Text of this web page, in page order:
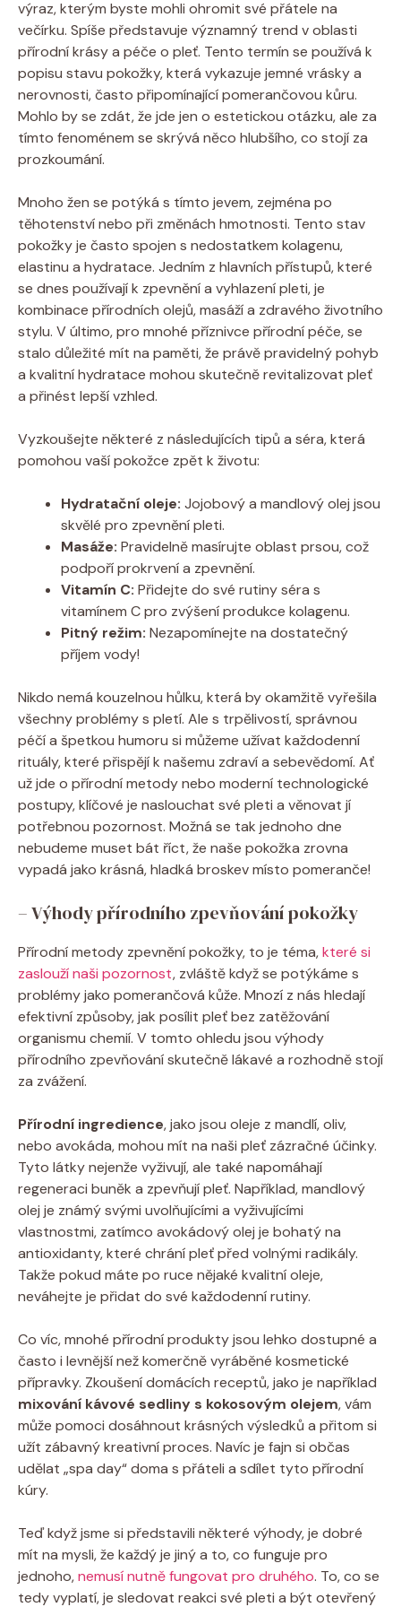
výraz, kterým byste mohli ohromit své přátele na
večírku. Spíše představuje významný trend v oblasti
přírodní krásy a péče o pleť. Tento termín se používá k
popisu stavu pokožky, která vykazuje jemné vrásky a
nerovnosti, často připomínající pomerančovou kůru.
Mohlo by se zdát, že jde jen o estetickou otázku, ale za
tímto fenoménem se skrývá něco hlubšího, co stojí za
prozkoumání.
Mnoho žen se potýká s tímto jevem, zejména po
těhotenství nebo při změnách hmotnosti. Tento stav
pokožky je často spojen s nedostatkem kolagenu,
elastinu a hydratace. Jedním z hlavních přístupů, které
se dnes používají k zpevnění a vyhlazení pleti, je
kombinace přírodních olejů, masáží a zdravého životního
stylu. V último, pro mnohé příznivce přírodní péče, se
stalo důležité mít na paměti, že právě pravidelný pohyb
a kvalitní hydratace mohou skutečně revitalizovat pleť
a přinést lepší vzhled.
Vyzkoušejte některé z následujících tipů a séra, která
pomohou vaší pokožce zpět k životu:
Hydratační oleje: Jojobový a mandlový olej jsou
skvělé pro zpevnění pleti.
Masáže: Pravidelně masírujte oblast prsou, což
podpoří prokrvení a zpevnění.
Vitamín C: Přidejte do své rutiny séra s
vitamínem C pro zvýšení produkce kolagenu.
Pitný režim: Nezapomínejte na dostatečný
příjem vody!
Nikdo nemá kouzelnou hůlku, která by okamžitě vyřešila
všechny problémy s pletí. Ale s trpělivostí, správnou
péčí a špetkou humoru si můžeme užívat každodenní
rituály, které přispějí k našemu zdraví a sebevědomí. Ať
už jde o přírodní metody nebo moderní technologické
postupy, klíčové je naslouchat své pleti a věnovat jí
potřebnou pozornost. Možná se tak jednoho dne
nebudeme muset bát říct, že naše pokožka zrovna
vypadá jako krásná, hladká broskev místo pomeranče!
– Výhody přírodního zpevňování pokožky
Přírodní metody zpevnění pokožky, to je téma,které si
zaslouží naši pozornost, zvláště když se potýkáme s
problémy jako pomerančová kůže. Mnozí z nás hledají
efektivní způsoby, jak posílit pleť bez zatěžování
organismu chemií. V tomto ohledu jsou výhody
přírodního zpevňování skutečně lákavé a rozhodně stojí
za zvážení.
Přírodní ingredience, jako jsou oleje z mandlí, oliv,
nebo avokáda, mohou mít na naši pleť zázračné účinky.
Tyto látky nejenže vyživují, ale také napomáhají
regeneraci buněk a zpevňují pleť. Například, mandlový
olej je známý svými uvolňujícími a vyživujícími
vlastnostmi, zatímco avokádový olej je bohatý na
antioxidanty, které chrání pleť před volnými radikály.
Takže pokud máte po ruce nějaké kvalitní oleje,
neváhejte je přidat do své každodenní rutiny.
Co víc, mnohé přírodní produkty jsou lehko dostupné a
často i levnější než komerčně vyráběné kosmetické
přípravky. Zkoušení domácích receptů, jako je například
mixování kávové sedliny s kokosovým olejem, vám
může pomoci dosáhnout krásných výsledků a přitom si
užít zábavný kreativní proces. Navíc je fajn si občas
udělat „spa day“ doma s přáteli a sdílet tyto přírodní
kúry.
Teď když jsme si představili některé výhody, je dobré
mít na mysli, že každý je jiný a to, co funguje pro
jednoho,nemusí nutně fungovat pro druhého. To, co se
tedy vyplatí, je sledovat reakci své pleti a být otevřený